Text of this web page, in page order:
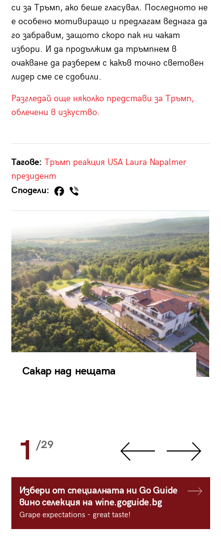
си за Тръмп, ако беше гласувал. Последното не
е особено мотивиращо и предлагам веднага да
го забравим, защото скоро пак ни чакат
избори. И да продължим да тръмпнем в
очакване да разберем с какъв точно световен
лидер сме се сдобили.
Разгледай още няколко представи за Тръмп,
облечени в изкуство.
Тагове: Тръмп реакция USA Laura Napalmer
президент
Сподели:
Сакар над нещата
1 /29
Избери от специалната ни Go Guide
вино селекция на wine.goguide.bg
Grape expectations - great taste!